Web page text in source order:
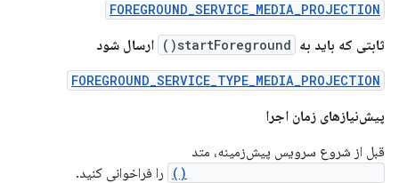
FOREGROUND_SERVICE_MEDIA_PROJECTION
ثابتی که باید به startForeground() ارسال شود
FOREGROUND_SERVICE_TYPE_MEDIA_PROJECTION
پیش‌نیازهای زمان اجرا
قبل از شروع سرویس پیش‌زمینه، متد
را فراخوانی کنید.